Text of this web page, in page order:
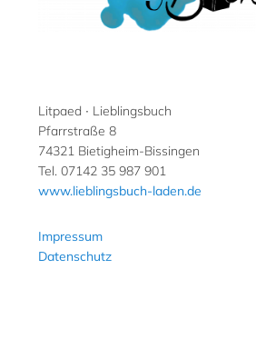
Litpaed ∙ Lieblingsbuch
Pfarrstraße 8
74321 Bietigheim-Bissingen
Tel. 07142 35 987 901
www.lieblingsbuch-laden.de
Impressum
Datenschutz